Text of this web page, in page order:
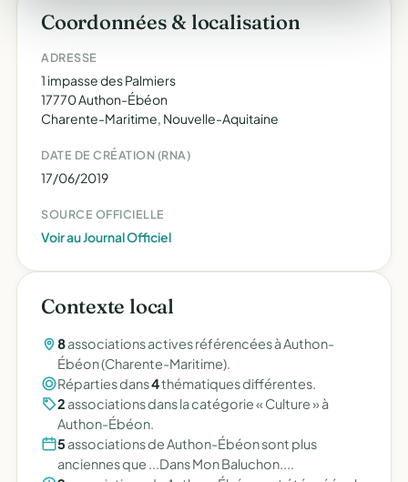
Coordonnées & localisation
ADRESSE
1 impasse des Palmiers
17770 Authon-Ébéon
Charente-Maritime, Nouvelle-Aquitaine
DATE DE CRÉATION (RNA)
17/06/2019
SOURCE OFFICIELLE
Voir au Journal Officiel
Contexte local
8associations actives référencées à Authon-
Ébéon (Charente-Maritime).
Réparties dans4thématiques différentes.
2 associations dans la catégorie « Culture » à
Authon-Ébéon.
5associations de Authon-Ébéon sont plus
anciennes que ...Dans Mon Baluchon....